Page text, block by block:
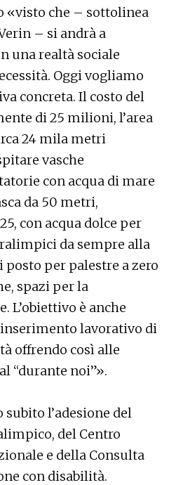
«visto che – sottolinea
– si andrà a
una realtà sociale
Oggi vogliamo
concreta. Il costo del
di 25 milioni, l’area
24 mila metri
vasche
con acqua di mare
da 50 metri,
con acqua dolce per
da sempre alla
posto per palestre a zero
spazi per la
L’obiettivo è anche
lavorativo di
offrendo così alle
“durante noi”».
l’adesione del
del Centro
e della Consulta
con disabilità.